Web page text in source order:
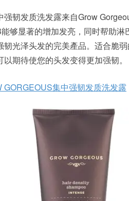
韧发质洗发露来自Grow
够显著的增加发亮，同时帮助
光泽头发的完美產品。适合脆
期待使您的头发变得更加强韧。
GORGEOUS集中强韧发质洗发露